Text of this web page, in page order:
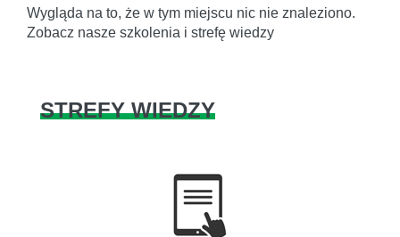
Wygląda na to, że w tym miejscu nic nie znaleziono.
Zobacz nasze szkolenia i strefę wiedzy
STREFY WIEDZY